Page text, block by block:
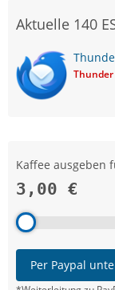
Aktuelle 140
Thunder
Kaffee ausgeben
3,00 €
Per Paypal